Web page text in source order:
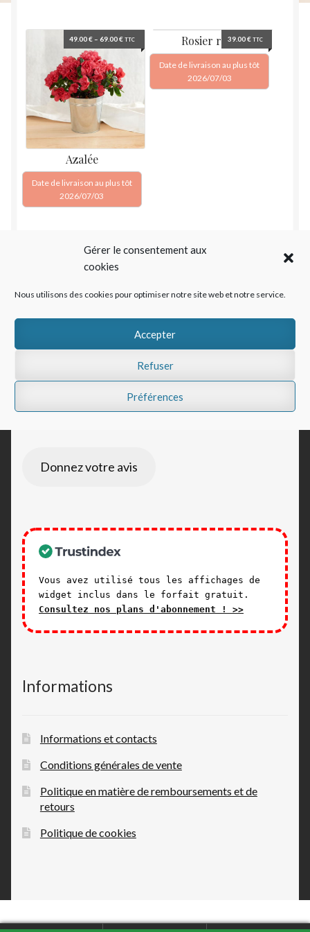
Gérer le consentement aux
cookies
Nous utilisons des cookies pour optimiser notre site web et notre service.
Accepter
Refuser
Préférences
Stands, salons, événementiel
Interflora
Informations et contacts
Ouvrir
Panier
Mon compte
Azalée
49.00€–69.00€ TTC
Date de livraison au plus tôt
2026/07/03
Rosier rose39.00€ TTC
Date de livraison au plus tôt
2026/07/03
Donnez votre avis
Vous avez utilisé tous les affichages de
widget inclus dans le forfait gratuit.
Consultez nos plans d'abonnement ! >>
Informations
Informations et contacts
Conditions générales de vente
Politique en matière de remboursements et de
retours
Politique de cookies